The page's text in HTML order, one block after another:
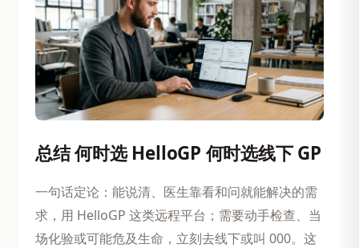
总结 何时选 HelloGP 何时选线下 GP
一句话定论：能说清、医生靠看和问就能解决的需
求，用 HelloGP 这类远程平台；需要动手检查、当
场化验或可能危及生命，立刻去线下或叫 000。这